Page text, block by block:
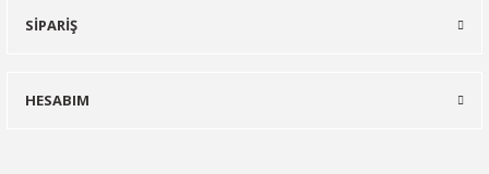
SİPARİŞ
HESABIM